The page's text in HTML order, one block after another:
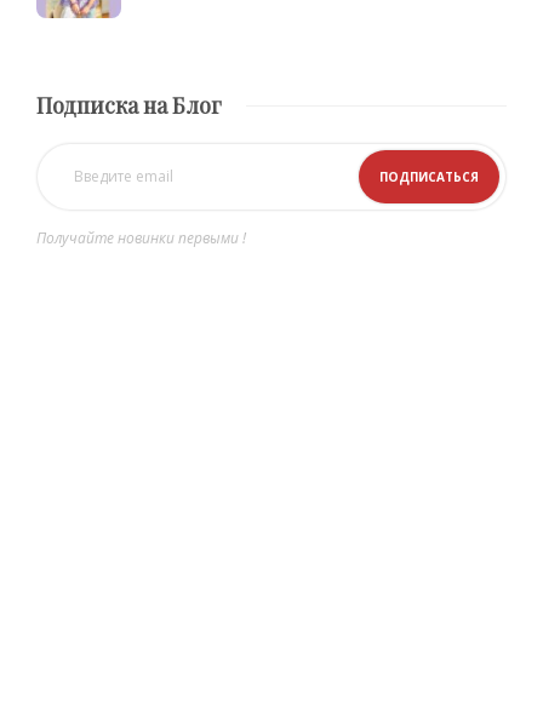
Подписка на Блог
Получайте новинки первыми !